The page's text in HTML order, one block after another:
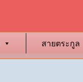
สายตระกูล